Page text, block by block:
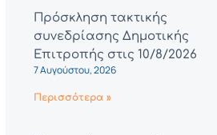
Πρόσκληση τακτικής
συνεδρίασης Δημοτικής
Επιτροπής στις 10/8/2026
7 Αυγούστου, 2026
Περισσότερα »